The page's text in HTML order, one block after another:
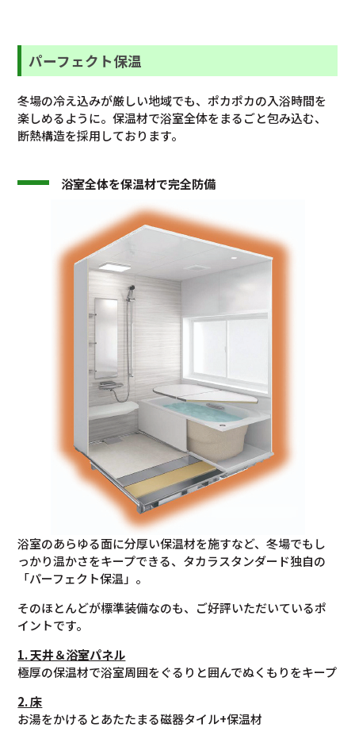
パーフェクト保温
冬場の冷え込みが厳しい地域でも、ポカポカの入浴時間を
楽しめるように。保温材で浴室全体をまるごと包み込む、
断熱構造を採用しております。
浴室全体を保温材で完全防備
浴室のあらゆる面に分厚い保温材を施すなど、冬場でもし
っかり温かさをキープできる、タカラスタンダード独自の
「パーフェクト保温」。
そのほとんどが標準装備なのも、ご好評いただいているポ
イントです。
1. 天井＆浴室パネル
極厚の保温材で浴室周囲をぐるりと囲んでぬくもりをキープ
2. 床
お湯をかけるとあたたまる磁器タイル+保温材